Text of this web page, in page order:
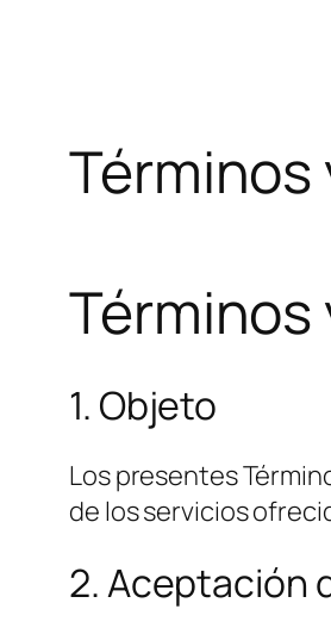
1. Objeto
Los presentes
de los servicios
2. Aceptación